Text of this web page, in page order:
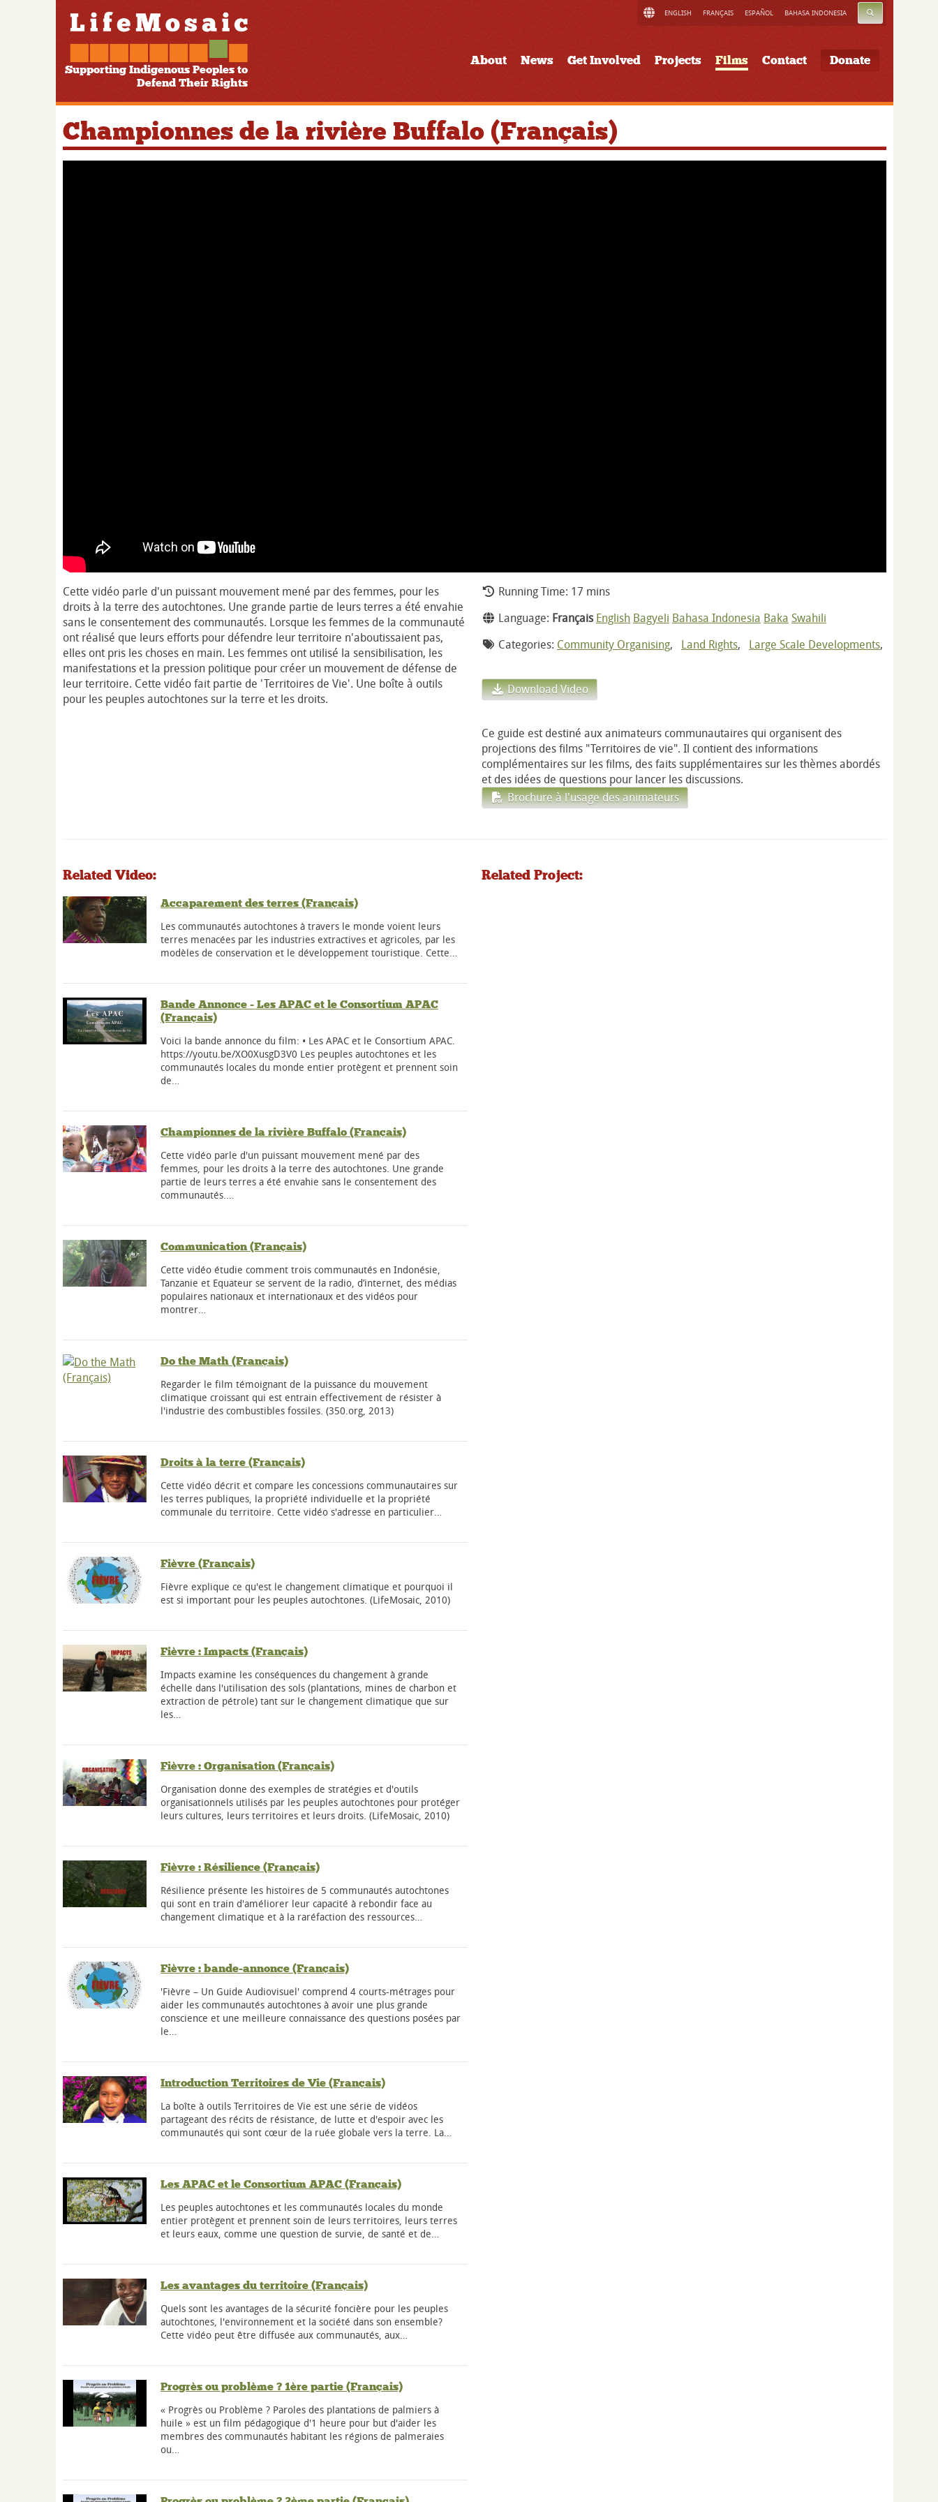
Supporting Indigenous Peoples to
Defend Their Rights
ENGLISH FRANÇAIS ESPAÑOL BAHASA INDONESIA SEARCH
About News Get Involved Projects Films Contact Donate
Championnes de la rivière Buffalo (Français)
Cette vidéo parle d'un puissant mouvement mené par des femmes, pour les
droits à la terre des autochtones. Une grande partie de leurs terres a été envahie
sans le consentement des communautés. Lorsque les femmes de la communauté
ont réalisé que leurs efforts pour défendre leur territoire n'aboutissaient pas,
elles ont pris les choses en main. Les femmes ont utilisé la sensibilisation, les
manifestations et la pression politique pour créer un mouvement de défense de
leur territoire. Cette vidéo fait partie de 'Territoires de Vie'. Une boîte à outils
pour les peuples autochtones sur la terre et les droits.
Running Time: 17 mins
Language: Français English Bagyeli Bahasa Indonesia Baka Swahili
Categories: Community Organising, Land Rights, Large Scale Developments,
Download Video
Ce guide est destiné aux animateurs communautaires qui organisent des
projections des films "Territoires de vie". Il contient des informations
complémentaires sur les films, des faits supplémentaires sur les thèmes abordés
et des idées de questions pour lancer les discussions.
Brochure à l'usage des animateurs
Related Video:
Accaparement des terres (Français)
Les communautés autochtones à travers le monde voient leurs
terres menacées par les industries extractives et agricoles, par les
modèles de conservation et le développement touristique. Cette…
Bande Annonce - Les APAC et le Consortium APAC
(Français)
Voici la bande annonce du film: • Les APAC et le Consortium APAC.
https://youtu.be/XO0XusgD3V0 Les peuples autochtones et les
communautés locales du monde entier protègent et prennent soin
de…
Championnes de la rivière Buffalo (Français)
Cette vidéo parle d'un puissant mouvement mené par des
femmes, pour les droits à la terre des autochtones. Une grande
partie de leurs terres a été envahie sans le consentement des
communautés.…
Communication (Français)
Cette vidéo étudie comment trois communautés en Indonésie,
Tanzanie et Equateur se servent de la radio, d’internet, des médias
populaires nationaux et internationaux et des vidéos pour
montrer…
Do the Math (Français)
Regarder le film témoignant de la puissance du mouvement
climatique croissant qui est entrain effectivement de résister à
l'industrie des combustibles fossiles. (350.org, 2013)
Droits à la terre (Français)
Cette vidéo décrit et compare les concessions communautaires sur
les terres publiques, la propriété individuelle et la propriété
communale du territoire. Cette vidéo s'adresse en particulier…
Fièvre (Français)
Fièvre explique ce qu'est le changement climatique et pourquoi il
est si important pour les peuples autochtones. (LifeMosaic, 2010)
Fièvre : Impacts (Français)
Impacts examine les conséquences du changement à grande
échelle dans l'utilisation des sols (plantations, mines de charbon et
extraction de pétrole) tant sur le changement climatique que sur
les…
Fièvre : Organisation (Français)
Organisation donne des exemples de stratégies et d'outils
organisationnels utilisés par les peuples autochtones pour protéger
leurs cultures, leurs territoires et leurs droits. (LifeMosaic, 2010)
Fièvre : Résilience (Français)
Résilience présente les histoires de 5 communautés autochtones
qui sont en train d'améliorer leur capacité à rebondir face au
changement climatique et à la raréfaction des ressources…
Fièvre : bande-annonce (Français)
'Fièvre – Un Guide Audiovisuel' comprend 4 courts-métrages pour
aider les communautés autochtones à avoir une plus grande
conscience et une meilleure connaissance des questions posées par
le…
Introduction Territoires de Vie (Français)
La boîte à outils Territoires de Vie est une série de vidéos
partageant des récits de résistance, de lutte et d'espoir avec les
communautés qui sont cœur de la ruée globale vers la terre. La…
Les APAC et le Consortium APAC (Français)
Les peuples autochtones et les communautés locales du monde
entier protègent et prennent soin de leurs territoires, leurs terres
et leurs eaux, comme une question de survie, de santé et de…
Les avantages du territoire (Français)
Quels sont les avantages de la sécurité foncière pour les peuples
autochtones, l'environnement et la société dans son ensemble?
Cette vidéo peut être diffusée aux communautés, aux…
Progrès ou problème ? 1ère partie (Français)
« Progrès ou Problème ? Paroles des plantations de palmiers à
huile » est un film pédagogique d'1 heure pour but d'aider les
membres des communautés habitant les régions de palmeraies
ou…
Related Project: